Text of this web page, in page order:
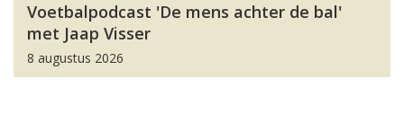
Voetbalpodcast 'De mens achter de bal'
met Jaap Visser
8 augustus 2026